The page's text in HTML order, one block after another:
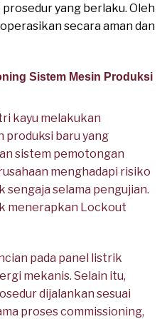
yang berlaku. Oleh
secara aman dan
Sistem Mesin Produksi
kayu melakukan
produksi baru yang
sistem pemotongan
menghadapi risiko
sengaja selama pengujian.
menerapkan Lockout
pada panel listrik
mekanis. Selain itu,
dijalankan sesuai
proses commissioning,